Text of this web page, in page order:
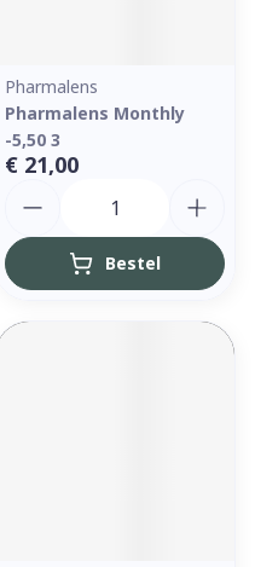
Pharmalens
Pharmalens Monthly
-5,50 3
€ 21,00
Bestel